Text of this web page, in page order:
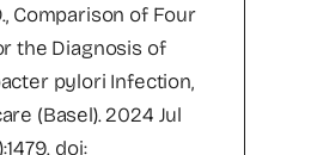
Comparison of Four
the Diagnosis of
pylori Infection,
(Basel). 2024 Jul
doi: